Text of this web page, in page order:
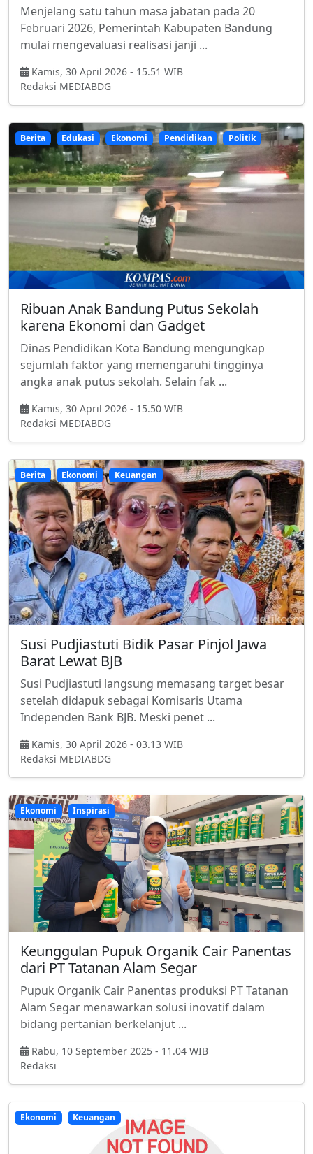
Menjelang satu tahun masa jabatan pada 20
Februari 2026, Pemerintah Kabupaten Bandung
mulai mengevaluasi realisasi janji ...
Kamis, 30 April 2026 - 15.51 WIB
Redaksi MEDIABDG
Berita Edukasi Ekonomi Pendidikan Politik
Ribuan Anak Bandung Putus Sekolah
karena Ekonomi dan Gadget
Dinas Pendidikan Kota Bandung mengungkap
sejumlah faktor yang memengaruhi tingginya
angka anak putus sekolah. Selain fak ...
Kamis, 30 April 2026 - 15.50 WIB
Redaksi MEDIABDG
Berita Ekonomi Keuangan
Susi Pudjiastuti Bidik Pasar Pinjol Jawa
Barat Lewat BJB
Susi Pudjiastuti langsung memasang target besar
setelah didapuk sebagai Komisaris Utama
Independen Bank BJB. Meski penet ...
Kamis, 30 April 2026 - 03.13 WIB
Redaksi MEDIABDG
Ekonomi Inspirasi
Keunggulan Pupuk Organik Cair Panentas
dari PT Tatanan Alam Segar
Pupuk Organik Cair Panentas produksi PT Tatanan
Alam Segar menawarkan solusi inovatif dalam
bidang pertanian berkelanjut ...
Rabu, 10 September 2025 - 11.04 WIB
Redaksi
Ekonomi Keuangan